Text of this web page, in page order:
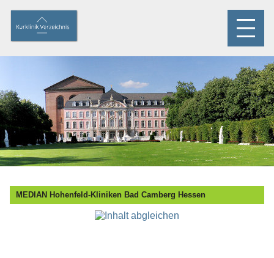
MEDIAN Hohenfeld-Kliniken Bad Camberg Hessen